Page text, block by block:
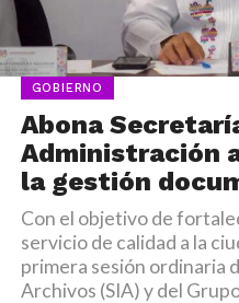
GOBIERNO
Abona
Administración
la gestión
Con el objetivo de
servicio de calidad a la
primera sesión ordinaria
Archivos (SIA) y del